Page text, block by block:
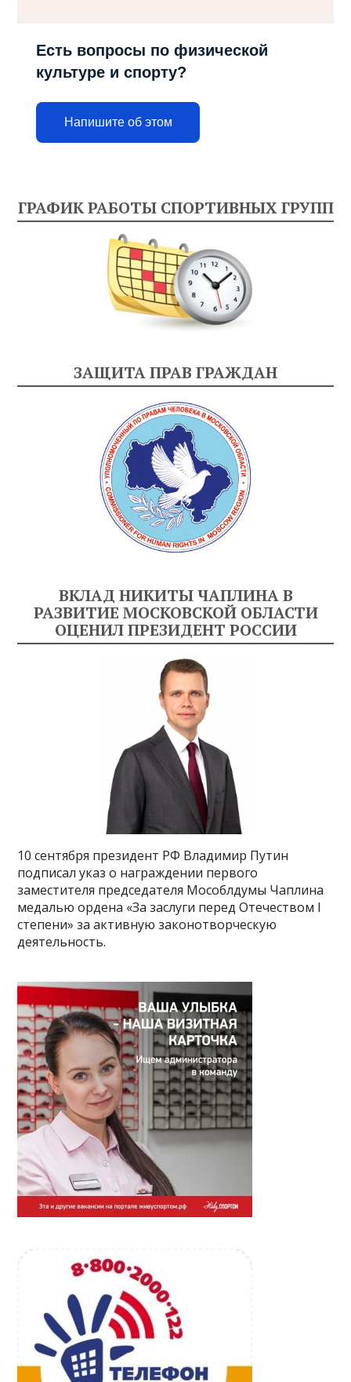
Есть вопросы по физической
культуре и спорту?
Напишите об этом
ГРАФИК РАБОТЫ СПОРТИВНЫХ ГРУПП
ЗАЩИТА ПРАВ ГРАЖДАН
ВКЛАД НИКИТЫ ЧАПЛИНА В
РАЗВИТИЕ МОСКОВСКОЙ ОБЛАСТИ
ОЦЕНИЛ ПРЕЗИДЕНТ РОССИИ
10 сентября президент РФ Владимир Путин
подписал указ о награждении первого
заместителя председателя Мособлдумы Чаплина
медалью ордена «За заслуги перед Отечеством I
степени» за активную законотворческую
деятельность.